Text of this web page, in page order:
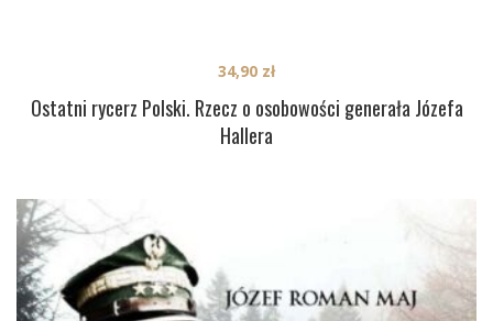
Ostatni rycerz Polski. Rzecz o osobowości generała Józefa
Hallera
34,90 zł